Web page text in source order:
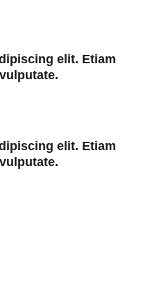
elit. Etiam
elit. Etiam